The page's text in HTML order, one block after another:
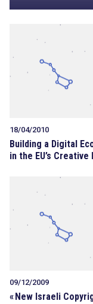
18/04/2010
Building a Digital
in the EU’s
09/12/2009
«New Israeli